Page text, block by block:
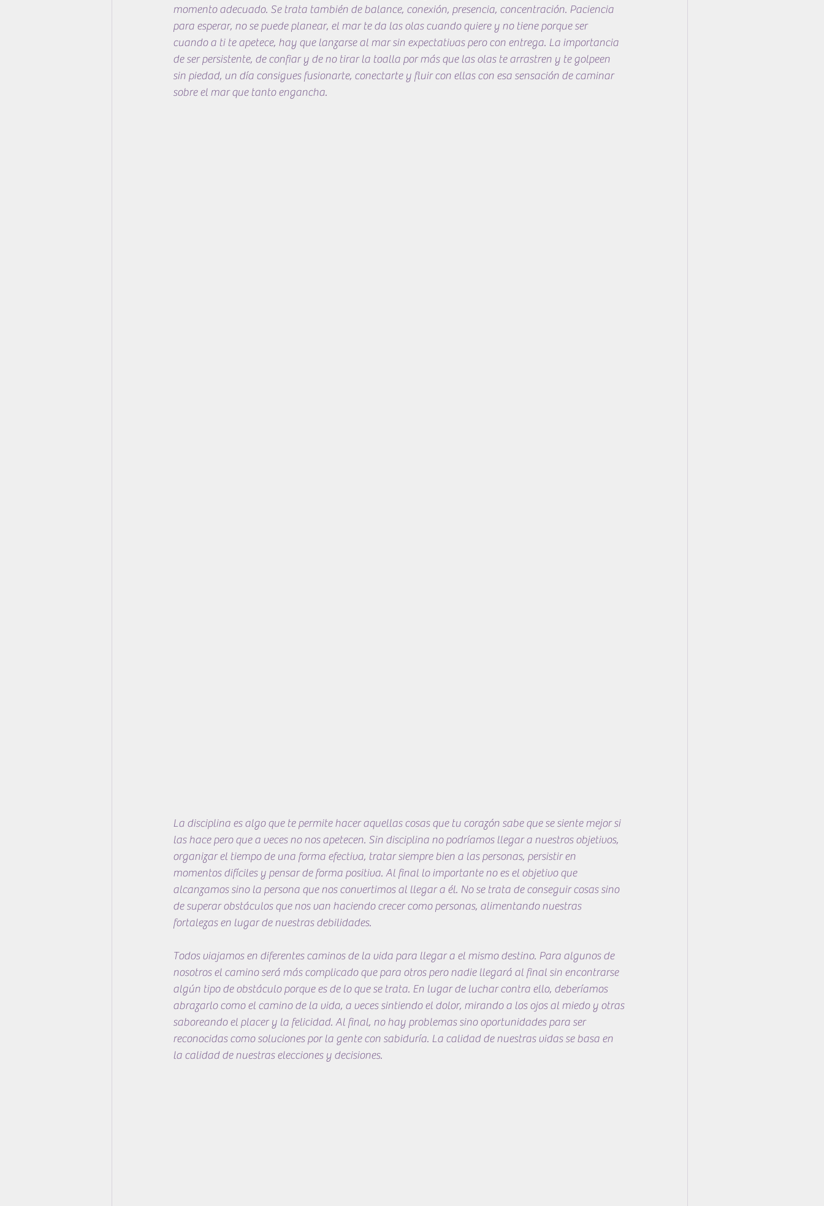
momento adecuado. Se trata también de balance, conexión, presencia, concentración. Paciencia
para esperar, no se puede planear, el mar te da las olas cuando quiere y no tiene porque ser
cuando a ti te apetece, hay que lanzarse al mar sin expectativas pero con entrega. La importancia
de ser persistente, de confiar y de no tirar la toalla por más que las olas te arrastren y te golpeen
sin piedad, un día consigues fusionarte, conectarte y fluir con ellas con esa sensación de caminar
sobre el mar que tanto engancha.
La disciplina es algo que te permite hacer aquellas cosas que tu corazón sabe que se siente mejor si
las hace pero que a veces no nos apetecen. Sin disciplina no podríamos llegar a nuestros objetivos,
organizar el tiempo de una forma efectiva, tratar siempre bien a las personas, persistir en
momentos difíciles y pensar de forma positiva. Al final lo importante no es el objetivo que
alcanzamos sino la persona que nos convertimos al llegar a él. No se trata de conseguir cosas sino
de superar obstáculos que nos van haciendo crecer como personas, alimentando nuestras
fortalezas en lugar de nuestras debilidades.
Todos viajamos en diferentes caminos de la vida para llegar a el mismo destino. Para algunos de
nosotros el camino será más complicado que para otros pero nadie llegará al final sin encontrarse
algún tipo de obstáculo porque es de lo que se trata. En lugar de luchar contra ello, deberíamos
abrazarlo como el camino de la vida, a veces sintiendo el dolor, mirando a los ojos al miedo y otras
saboreando el placer y la felicidad. Al final, no hay problemas sino oportunidades para ser
reconocidas como soluciones por la gente con sabiduría. La calidad de nuestras vidas se basa en
la calidad de nuestras elecciones y decisiones.